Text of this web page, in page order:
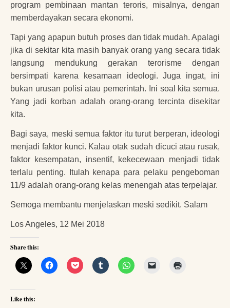
program pembinaan mantan teroris, misalnya, dengan
memberdayakan secara ekonomi.
Tapi yang apapun butuh proses dan tidak mudah. Apalagi
jika di sekitar kita masih banyak orang yang secara tidak
langsung mendukung gerakan terorisme dengan
bersimpati karena kesamaan ideologi. Juga ingat, ini
bukan urusan polisi atau pemerintah. Ini soal kita semua.
Yang jadi korban adalah orang-orang tercinta disekitar
kita.
Bagi saya, meski semua faktor itu turut berperan, ideologi
menjadi faktor kunci. Kalau otak sudah dicuci atau rusak,
faktor kesempatan, insentif, kekecewaan menjadi tidak
terlalu penting. Itulah kenapa para pelaku pengeboman
11/9 adalah orang-orang kelas menengah atas terpelajar.
Semoga membantu menjelaskan meski sedikit. Salam
Los Angeles, 12 Mei 2018
Share this:
Like this: